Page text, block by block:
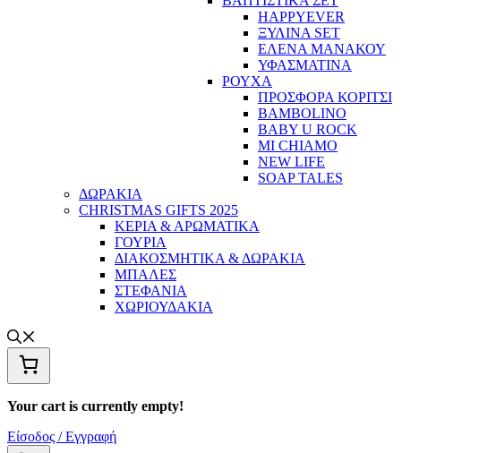
HAPPYEVER
ΞΥΛΙΝΑ SET
ΕΛΕΝΑ ΜΑΝΑΚΟΥ
ΥΦΑΣΜΑΤΙΝΑ
ΡΟΥΧΑ
ΠΡΟΣΦΟΡΑ ΚΟΡΙΤΣΙ
BAMBOLINO
BABY U ROCK
MI CHIAMO
NEW LIFE
SOAP TALES
ΔΩΡΑΚΙΑ
CHRISTMAS GIFTS 2025
ΚΕΡΙΑ & ΑΡΩΜΑΤΙΚΑ
ΓΟΥΡΙΑ
ΔΙΑΚΟΣΜΗΤΙΚΑ & ΔΩΡΑΚΙΑ
ΜΠΑΛΕΣ
ΣΤΕΦΑΝΙΑ
ΧΩΡΙΟΥΔΑΚΙΑ
Your cart is currently empty!
Είσοδος / Εγγραφή